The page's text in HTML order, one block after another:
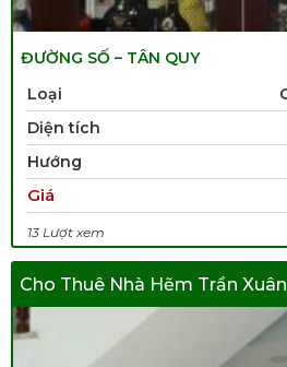
ĐƯỜNG SỐ – TÂN QUY
Loại
Diện tích
Hướng
Giá
13 Lượt xem
Cho Thuê Nhà Hẽm Trần